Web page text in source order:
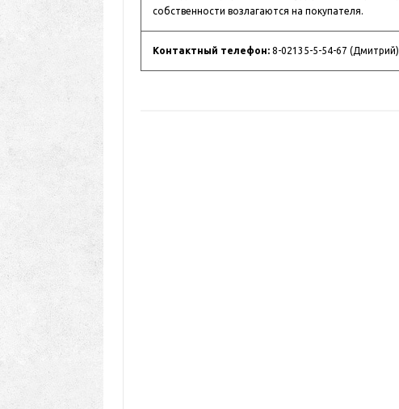
собственности возлагаются на покупателя.
Контактный телефон:8-02135-5-54-67 (Дмитрий)